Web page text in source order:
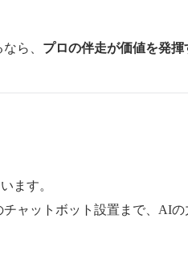
ら、 プロの伴走が価値を発揮
ます。
ャットボット設置まで、AI